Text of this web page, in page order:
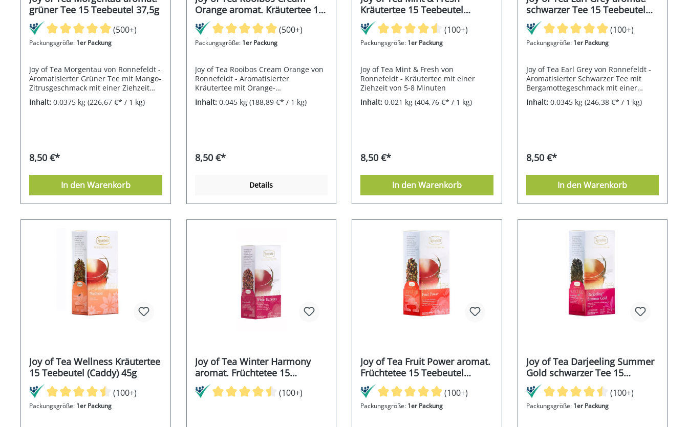
grüner Tee 15 Teebeutel 37,5g
(500+)
Packungsgröße: 1er Packung
Joy of Tea Morgentau von Ronnefeldt -
Aromatisierter Grüner Tee mit Mango-
Zitrusgeschmack mit einer Ziehzeit
von 2-3 Minuten
Inhalt: 0.0375 kg (226,67 €* / 1 kg)
8,50 €*
In den Warenkorb
Orange aromat. Kräutertee 15
Teebeutel (Caddy) 45g
(500+)
Packungsgröße: 1er Packung
Joy of Tea Rooibos Cream Orange von
Ronnefeldt - Aromatisierter
Kräutertee mit Orange-
Sahnegeschmack mit einer Ziehzeit
von 5-8 Minuten
Inhalt: 0.045 kg (188,89 €* / 1 kg)
8,50 €*
Details
Kräutertee 15 Teebeutel
(Caddy) 21g
(100+)
Packungsgröße: 1er Packung
Joy of Tea Mint & Fresh von
Ronnefeldt - Kräutertee mit einer
Ziehzeit von 5-8 Minuten
Inhalt: 0.021 kg (404,76 €* / 1 kg)
8,50 €*
In den Warenkorb
schwarzer Tee 15 Teebeutel
(Caddy) 34,5
(100+)
Packungsgröße: 1er Packung
Joy of Tea Earl Grey von Ronnefeldt -
Aromatisierter Schwarzer Tee mit
Bergamottegeschmack mit einer
Ziehzeit von 3-4 Minuten
Inhalt: 0.0345 kg (246,38 €* / 1 kg)
8,50 €*
In den Warenkorb
Joy of Tea Wellness Kräutertee
15 Teebeutel (Caddy) 45g
(100+)
Packungsgröße: 1er Packung
Joy of Tea Winter Harmony
aromat. Früchtetee 15
Teebeutel (Caddy) 43,5
(100+)
Joy of Tea Fruit Power aromat.
Früchtetee 15 Teebeutel
(Caddy) 54g
(100+)
Packungsgröße: 1er Packung
Joy of Tea Darjeeling Summer
Gold schwarzer Tee 15
Teebeutel (Caddy) 37,5g
(100+)
Packungsgröße: 1er Packung